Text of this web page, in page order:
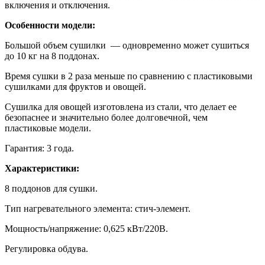
включения и отключения.
Особенности модели:
Большой объем сушилки — одновременно может сушиться
до 10 кг на 8 поддонах.
Время сушки в 2 раза меньше по сравнению с пластиковыми
сушилками для фруктов и овощей.
Сушилка для овощей изготовлена из стали, что делает ее
безопаснее и значительно более долговечной, чем
пластиковые модели.
Гарантия: 3 года.
Характеристики:
8 поддонов для сушки.
Тип нагревательного элемента: стич-элемент.
Мощность/напряжение: 0,625 кВт/220В.
Регулировка обдува.